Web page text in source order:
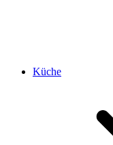
Küche